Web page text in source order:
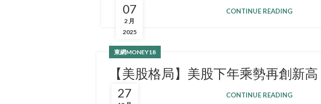
07
2 月
2025
CONTINUE READING
27
東網MONEY18
【美股格局】美股下年乘勢再創新
CONTINUE READING